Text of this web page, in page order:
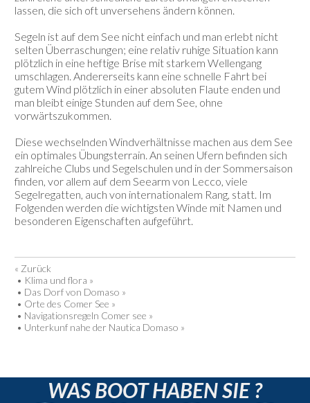
lassen, die sich oft unversehens ändern können.
Segeln ist auf dem See nicht einfach und man erlebt nicht
selten Überraschungen; eine relativ ruhige Situation kann
plötzlich in eine heftige Brise mit starkem Wellengang
umschlagen. Andererseits kann eine schnelle Fahrt bei
gutem Wind plötzlich in einer absoluten Flaute enden und
man bleibt einige Stunden auf dem See, ohne
vorwärtszukommen.
Diese wechselnden Windverhältnisse machen aus dem See
ein optimales Übungsterrain. An seinen Ufern befinden sich
zahlreiche Clubs und Segelschulen und in der Sommersaison
finden, vor allem auf dem Seearm von Lecco, viele
Segelregatten, auch von internationalem Rang, statt. Im
Folgenden werden die wichtigsten Winde mit Namen und
besonderen Eigenschaften aufgeführt.
« Zurück
• Klima und flora »
• Das Dorf von Domaso »
• Orte des Comer See »
• Navigationsregeln Comer see »
• Unterkunf nahe der Nautica Domaso »
WAS BOOT HABEN SIE ?